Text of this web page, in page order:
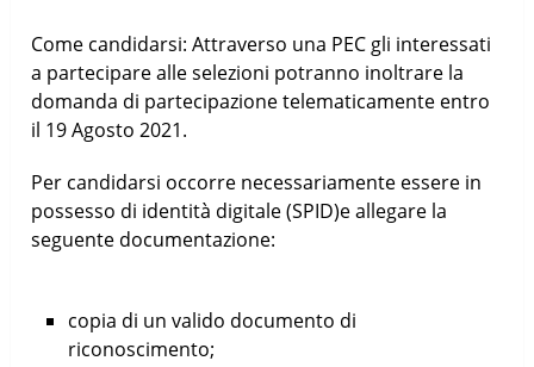
Come candidarsi: Attraverso una PEC gli interessati
a partecipare alle selezioni potranno inoltrare la
domanda di partecipazione telematicamente entro
il 19 Agosto 2021.
Per candidarsi occorre necessariamente essere in
possesso di identità digitale (SPID)e allegare la
seguente documentazione:
copia di un valido documento di
riconoscimento;